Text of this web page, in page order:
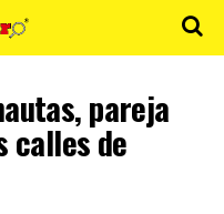
pareja
calles de